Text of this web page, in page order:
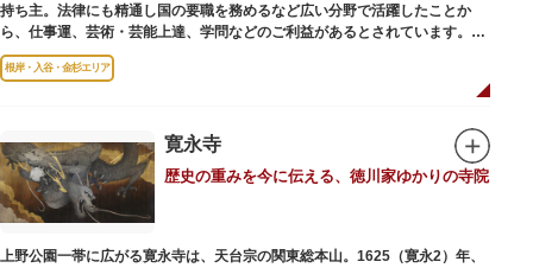
持ち主。法律にも精通し国の要職を務めるなど広い分野で活躍したことか
ら、仕事運、芸術・芸能上達、学問などのご利益があるとされています。
境内には、国の重要有形民俗文化財であるミニチュアの富士山「富士塚」
や、日本三大に数えられる「庚申塚」、昭和を代表する囲碁棋士・藤沢秀行
印は、うっとりするほど美しいデザインで人気を博しています。
江戸後期には、学問の神様である菅原道真公も回向院より遷され、境内にあ
る末社を含めて15柱もの神様が祀られています。俳優の渥美清が願をかけた
神社としても知られ、映画「男はつらいよ」で寅さんが首にかけているお守
りは、ここ小野照崎神社のものです。
根岸・入谷・金杉エリア
寛永寺
歴史の重みを今に伝える、徳川家ゆかりの寺院
上野公園一帯に広がる寛永寺は、天台宗の関東総本山。1625（寛永2）年、